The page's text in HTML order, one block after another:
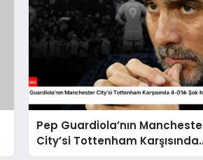
Pep Guardiola’nın
City’si Tottenham Karşısında
4-0’lık Şok Mağlubiyeti Aldı